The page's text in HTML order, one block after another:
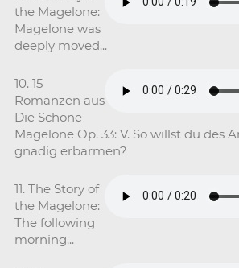
the Magelone:
Magelone was
deeply moved...
10. 15
Romanzen aus
Die Schone
Magelone Op. 33: V. So willst du des
gnadig erbarmen?
11. The Story of
the Magelone:
The following
morning...